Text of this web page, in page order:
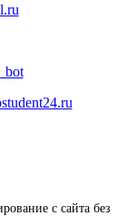
с сайта без